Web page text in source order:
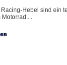
Racing-Hebel sind ein
Motorrad....